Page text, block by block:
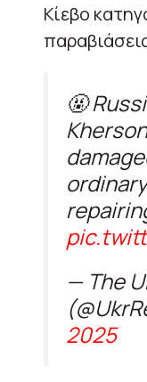
Κίεβο
🤬
— The
2025